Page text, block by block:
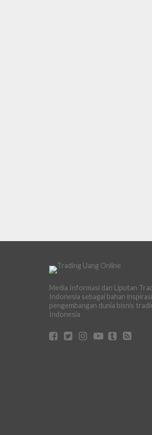
Media Informasi dan Liputan
Indonesia sebagai bahan
pengembangan dunia bisnis
Indonesia